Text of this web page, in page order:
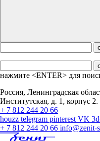
нажмите <ENTER> для
Россия, Ленинградская
Институтская, д. 1, корпус 2.
+ 7 812 244 20 66
houzz telegram pinterest VK
+ 7 812 244 20 66 info@zenit-